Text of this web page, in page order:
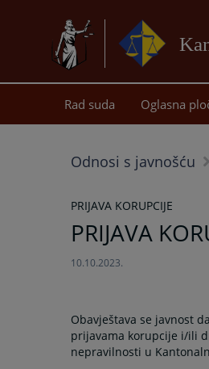
Rad suda Oglasna
Odnosi s javnošću
PRIJAVA KORUPCIJE
PRIJAVA
10.10.2023.
Obavještava se javnost
prijavama korupcije i/ili
nepravilnosti u